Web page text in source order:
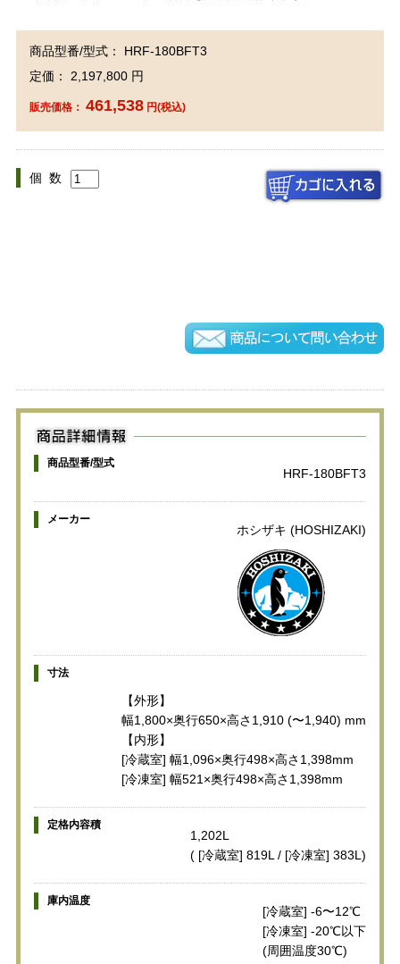
商品型番/型式： HRF-180BFT3
定価： 2,197,800 円
販売価格： 461,538円(税込)
個 数
商品型番/型式
HRF-180BFT3
メーカー
ホシザキ (HOSHIZAKI)
寸法
【外形】
幅1,800×奥行650×高さ1,910 (〜1,940) mm
【内形】
[冷蔵室] 幅1,096×奥行498×高さ1,398mm
[冷凍室] 幅521×奥行498×高さ1,398mm
定格内容積
1,202L
( [冷蔵室] 819L / [冷凍室] 383L)
庫内温度
[冷蔵室] -6〜12℃
[冷凍室] -20℃以下
(周囲温度30℃)